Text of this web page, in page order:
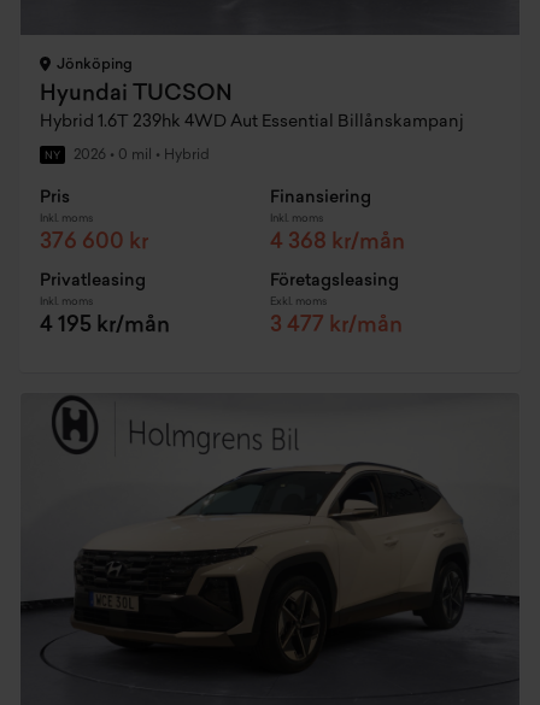
Jönköping
Hyundai TUCSON
Hybrid 1.6T 239hk 4WD Aut Essential Billånskampanj
NY 2026 • 0 mil • Hybrid
Pris
Inkl. moms
376 600 kr
Finansiering
Inkl. moms
4 368 kr/mån
Privatleasing
Inkl. moms
4 195 kr/mån
Företagsleasing
Exkl. moms
3 477 kr/mån